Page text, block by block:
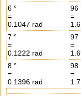
6 °
=
0.1047 rad
96
=
7 °
=
0.1222 rad
97
=
8 °
=
0.1396 rad
98
=